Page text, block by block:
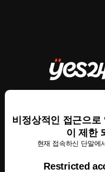
비정상적인 접근으
이 제한
현재 접속하신 단말에
Restricted